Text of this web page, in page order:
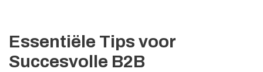
Essentiële Tips voor
Succesvolle B2B